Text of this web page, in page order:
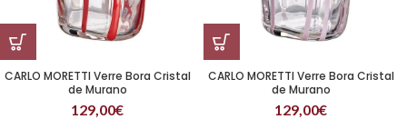
CARLO MORETTI Verre Bora Cristal
de Murano
129,00€
CARLO MORETTI Verre Bora Cristal
de Murano
129,00€